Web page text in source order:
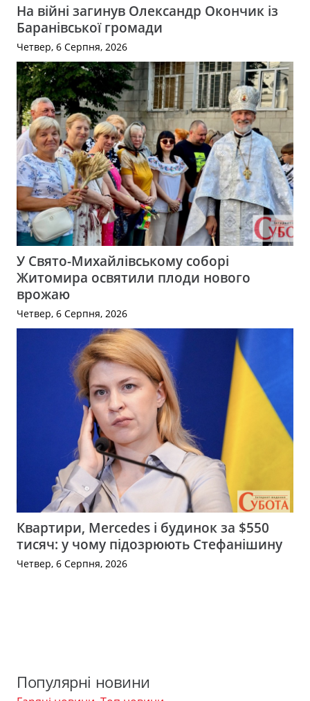
На війні загинув Олександр Окончик із
Баранівської громади
Четвер, 6 Серпня, 2026
У Свято-Михайлівському соборі
Житомира освятили плоди нового
врожаю
Четвер, 6 Серпня, 2026
Квартири, Mercedes і будинок за $550
тисяч: у чому підозрюють Стефанішину
Четвер, 6 Серпня, 2026
Популярні новини